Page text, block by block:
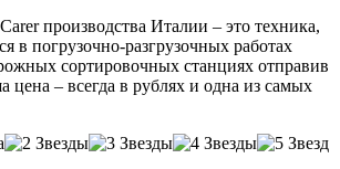
производства Италии – это техника,
в погрузочно-разгрузочных работах
сортировочных станциях отправив
цена – всегда в рублях и одна из самых